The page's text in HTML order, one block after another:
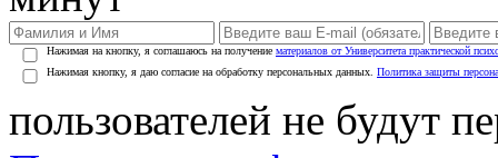
Нажимая на кнопку, я соглашаюсь на получение материалов от Университета практической
Нажимая кнопку, я даю согласие на обработку персональных данных. Политика защиты
пользователей не будут